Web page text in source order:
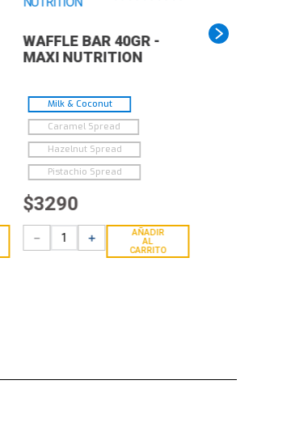
WAFFLE BAR 40GR -
MAXI NUTRITION
Milk & Coconut
Caramel Spread
Hazelnut Spread
Pistachio Spread
$3290
＋
－
AÑADIR
AL
CARRITO